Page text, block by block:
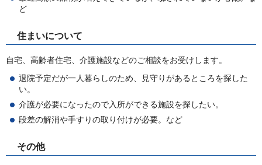
ど
住まいについて
自宅、高齢者住宅、介護施設などのご相談をお受けします。
退院予定だが一人暮らしのため、見守りがあるところを探した
い。
介護が必要になったので入所ができる施設を探したい。
段差の解消や手すりの取り付けが必要。など
その他